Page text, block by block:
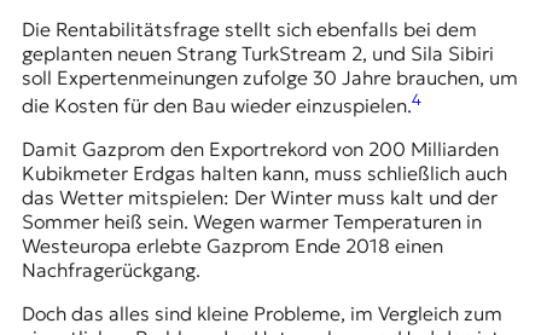
Die Rentabilitätsfrage stellt sich ebenfalls bei dem
geplanten neuen Strang TurkStream 2, und Sila Sibiri
soll Expertenmeinungen zufolge 30 Jahre brauchen, um
die Kosten für den Bau wieder einzuspielen.4
Damit Gazprom den Exportrekord von 200 Milliarden
Kubikmeter Erdgas halten kann, muss schließlich auch
das Wetter mitspielen: Der Winter muss kalt und der
Sommer heiß sein. Wegen warmer Temperaturen in
Westeuropa erlebte Gazprom Ende 2018 einen
Nachfragerückgang.
Doch das alles sind kleine Probleme, im Vergleich zum